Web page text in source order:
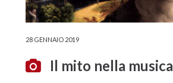
28 GENNAIO 2019
Il mito nella musica